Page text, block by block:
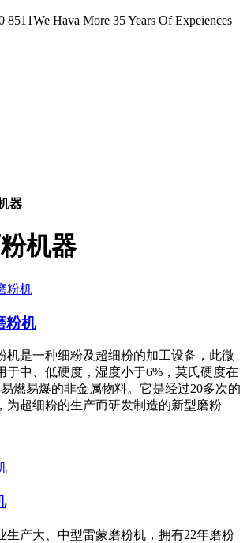
8511We Hava More 35 Years Of Expeiences
器
机器
粉机
机是一种细粉及超细粉的加工设备，此微
于中、低硬度，湿度小于6%，莫氏硬度在
燃易爆的非金属物料。它是经过20多次的
为超细粉的生产而研发制造的新型磨粉
生产大、中型雷蒙磨粉机，拥有22年磨粉